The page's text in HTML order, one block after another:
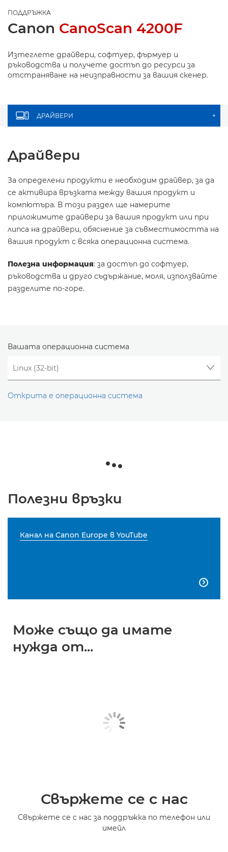
ПОДДРЪЖКА
Canon CanoScan 4200F
Изтеглете драйвери, софтуер, фърмуер и
ръководства и получете достъп до ресурси за
отстраняване на неизправности за вашия скенер.
ДРАЙВЕРИ +
Драйвери
За определени продукти е необходим драйвер, за да
се активира връзката между вашия продукт и
компютъра. В този раздел ще намерите
приложимите драйвери за вашия продукт или при
липса на драйвери, обяснение за съвместимостта на
вашия продукт с всяка операционна система.
Полезна информация: за достъп до софтуер,
ръководства и друго съдържание, моля, използвайте
разделите по-горе.
Вашата операционна система
Открита е операционна система
Полезни връзки
Канал на Canon Europe в YouTube

Може също да имате
нужда от...
Свържете се с нас
Свържете се с нас за поддръжка по телефон или
имейл